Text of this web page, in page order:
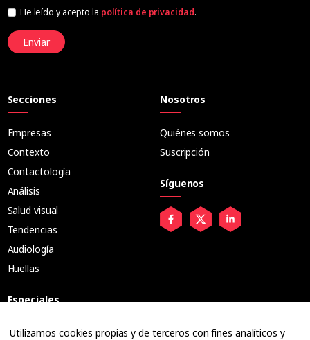
He leído y acepto la política de privacidad.
Enviar
Secciones
Empresas
Contexto
Contactología
Análisis
Salud visual
Tendencias
Audiología
Huellas
Especiales
Entrevistas
Nosotros
Quiénes somos
Suscripción
Síguenos
Utilizamos cookies propias y de terceros con fines analíticos y